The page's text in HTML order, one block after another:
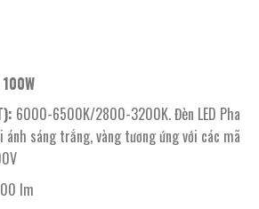
6000-6500K/2800-3200K. Đèn LED Pha
ánh sáng trắng, vàng tương ứng với các mã
lm